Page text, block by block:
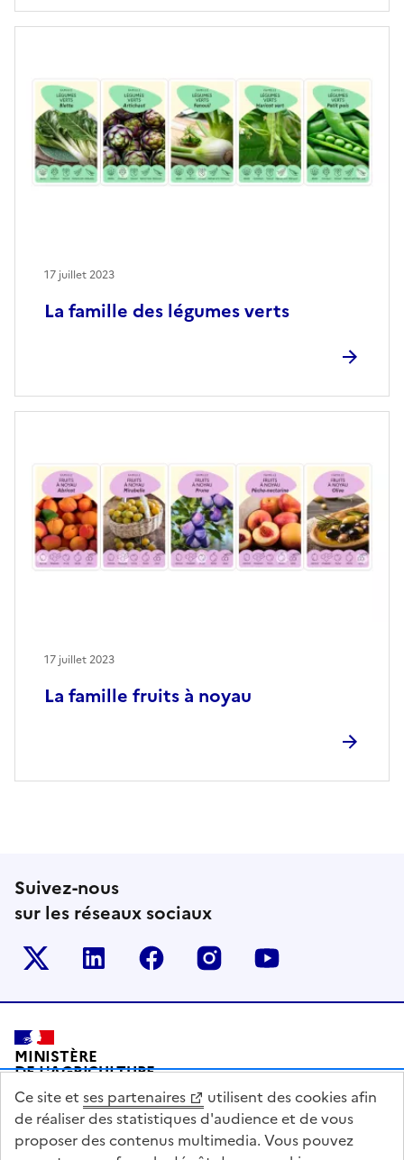
La famille des légumes verts
17 juillet 2023
La famille fruits à noyau
17 juillet 2023
Suivez-nous
sur les réseaux sociaux
Le ministère sur Twitter
Le ministère sur LinkedIn
Le ministère sur Facebook
Le ministère sur
Pied de page
MINISTÈRE
DE L'AGRICULTURE
DE L'AGRO-ALIMENTAIRE
ET DE LA SOUVERAINETÉ
ALIMENTAIRE
Ce site et ses partenaires
utilisent des cookies afin
de réaliser des statistiques d'audience et de vous
proposer des contenus multimedia. Vous pouvez